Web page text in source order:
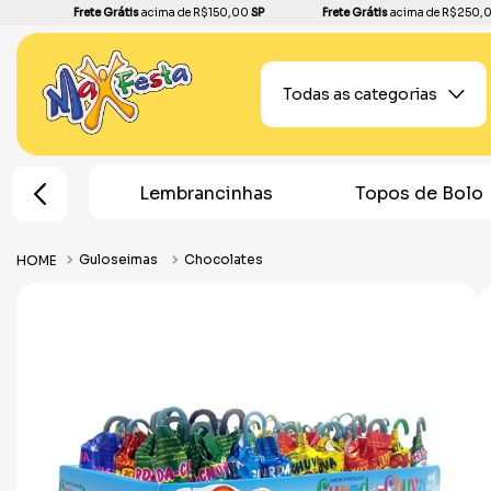
Frete Grátisacima de R$150,00 SP Frete Grátisacima de
Todas as categorias
Festa Lembrancinhas Topos de Bolo
Guloseimas Chocolates